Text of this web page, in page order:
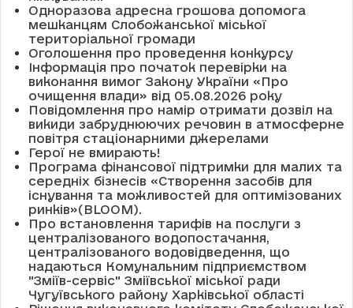
Одноразова адресна грошова допомога
мешканцям Слобожанської міської
територіальної громади
Оголошення про проведення конкурсу
Інформація про початок перевірки на
виконання вимог Закону України «Про
очищення влади» від 05.08.2026 року
Повідомлення про намір отримати дозвіл на
викиди забруднюючих речовин в атмосферне
повітря стаціонарними джерелами
Герої не вмирають!
Програма фінансової підтримки для малих та
середніх бізнесів «Створення засобів для
існування та можливостей для оптимізованих
ринків»(BLOOM).
Про встановлення тарифів на послуги з
централізованого водопостачання,
централізованого водовідведення, що
надаються Комунальним підприємством
"Зміїв-сервіс" Зміївської міської ради
Чугуївського району Харківської області